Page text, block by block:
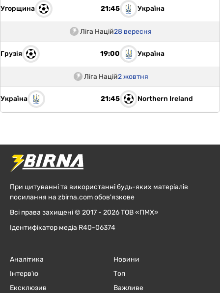
Угорщина 21:45 Україна
Ліга Націй28 вересня
Грузія 19:00 Україна
Ліга Націй2 жовтня
Україна 21:45 Northern Ireland
При цитуванні та використанні будь-яких матеріалів
посилання на zbirna.com обов'язкове
Всі права захищені © 2017 - 2026 ТОВ «ПМХ»
Ідентифікатор медіа R40-06374
Аналітика
Інтерв'ю
Ексклюзив
Новини
Топ
Важливе